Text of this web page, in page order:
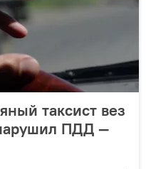
таксист вез
ПДД —